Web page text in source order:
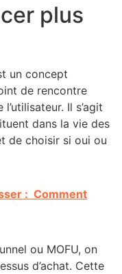
plus
un concept
de rencontre
Il s’agit
dans la vie des
de choisir si oui ou
: Comment
ou MOFU, on
d’achat. Cette